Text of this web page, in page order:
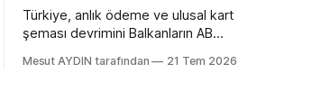
Türkiye, anlık ödeme ve ulusal kart
şeması devrimini Balkanların AB
merkez bankası mühendisliğiyle daha
Mesut AYDIN tarafından 21 Tem 2026